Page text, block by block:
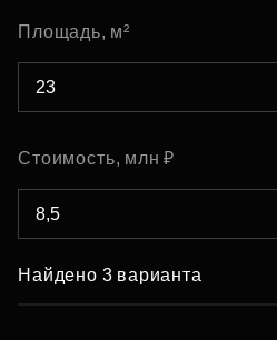
Площадь, м²
Стоимость, млн ₽
Найдено 3 варианта